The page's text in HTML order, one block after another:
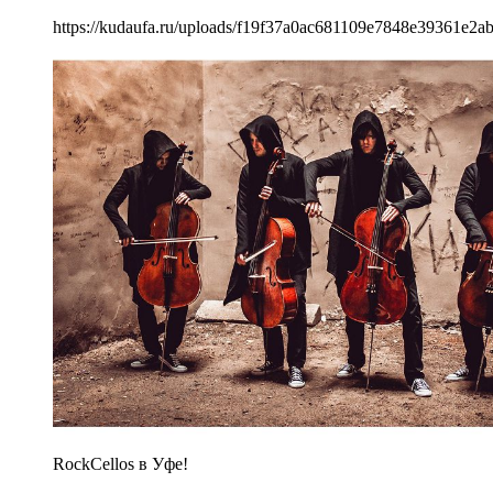
https://kudaufa.ru/uploads/
RockCellos в Уфе!